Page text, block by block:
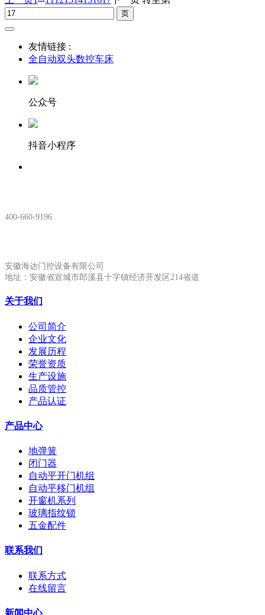
友情链接 :
全自动双头数控车床
公众号
抖音小程序
400-660-9196
安徽海达门控设备有限公司
地址：安徽省宣城市郎溪县十字镇经济开发区214省道
关于我们
公司简介
企业文化
发展历程
荣誉资质
生产设施
品质管控
产品认证
产品中心
地弹簧
闭门器
自动平开门机组
自动平移门机组
开窗机系列
玻璃指纹锁
五金配件
联系我们
联系方式
在线留言
新闻中心